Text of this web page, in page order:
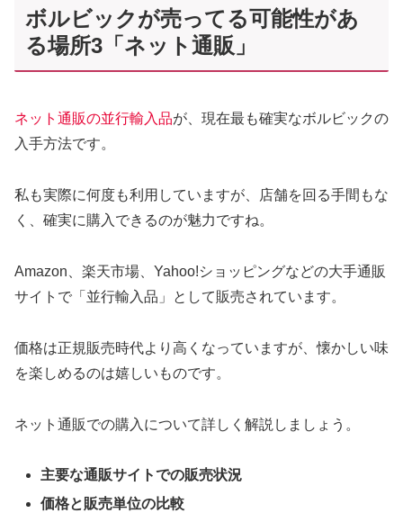
ボルビックが売ってる可能性があ
る場所3「ネット通販」
ネット通販の並行輸入品が、現在最も確実なボルビックの
入手方法です。
私も実際に何度も利用していますが、店舗を回る手間もな
く、確実に購入できるのが魅力ですね。
Amazon、楽天市場、Yahoo!ショッピングなどの大手通販
サイトで「並行輸入品」として販売されています。
価格は正規販売時代より高くなっていますが、懐かしい味
を楽しめるのは嬉しいものです。
ネット通販での購入について詳しく解説しましょう。
主要な通販サイトでの販売状況
価格と販売単位の比較